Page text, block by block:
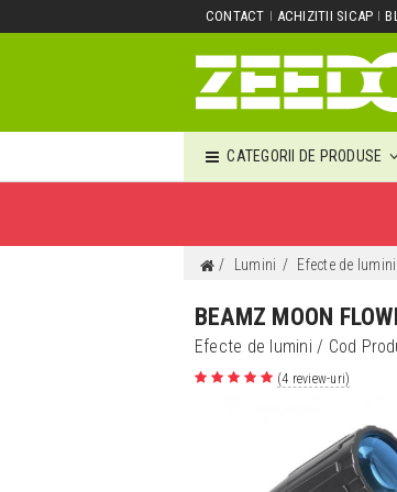
CONTACT ACHIZITII SICAP
CATEGORII DE PRODUSE
Lumini Efecte de lumini
BEAMZ MOON
Efecte de lumini/ Cod
(4 review-uri)